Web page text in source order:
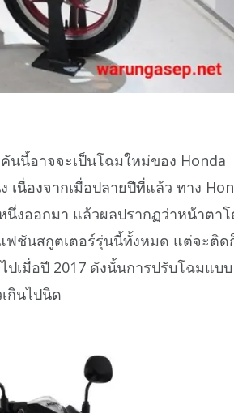
นนี้อาจจะเป็นโฉมใหม่ของ Honda
เนื่องจากเมื่อปลายปีที่แล้ว ทาง
นึ่งออกมา แล้วผลปรากฏว่าหน้าตาโ
ฟชันสกูตเตอร์รุ่นนี้ทั้งหมด แต่จะติ
ปเมื่อปี 2017 ดังนั้นการปรับโฉมแบ
กินไปนิด